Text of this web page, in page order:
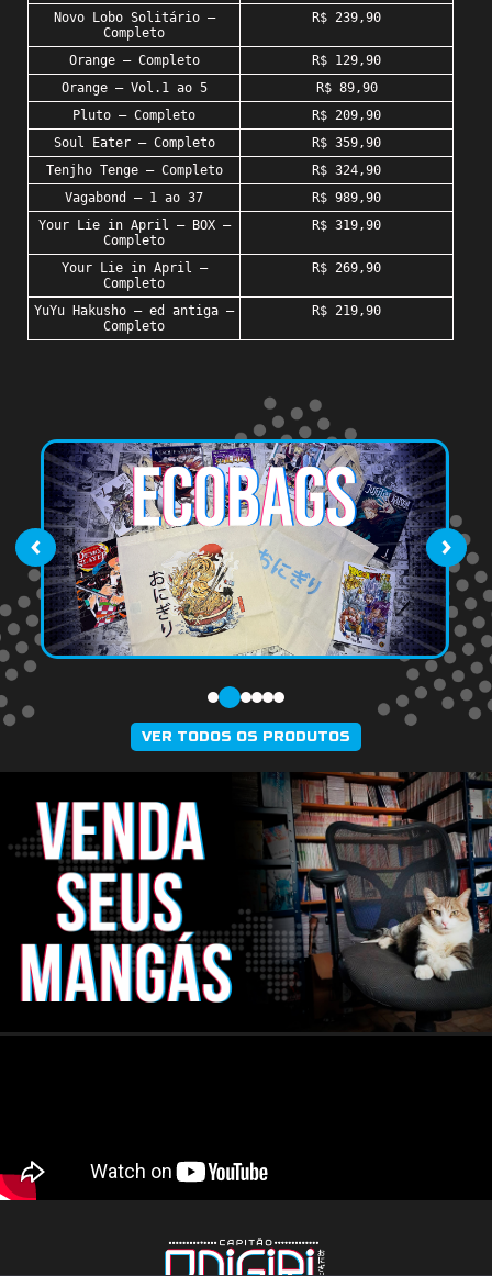
Novo Lobo Solitário –
Completo
R$ 239,90
Orange – Completo
R$ 129,90
Orange – Vol.1 ao 5
R$ 89,90
Pluto – Completo
R$ 209,90
Soul Eater – Completo
R$ 359,90
Tenjho Tenge – Completo
R$ 324,90
Vagabond – 1 ao 37
R$ 989,90
Your Lie in April – BOX –
Completo
R$ 319,90
Your Lie in April –
Completo
R$ 269,90
YuYu Hakusho – ed antiga –
Completo
R$ 219,90
‹ ›
VER TODOS OS PRODUTOS